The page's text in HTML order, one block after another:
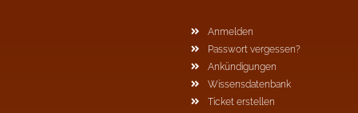
Anmelden
Passwort vergessen?
Ankündigungen
Wissensdatenbank
Ticket erstellen